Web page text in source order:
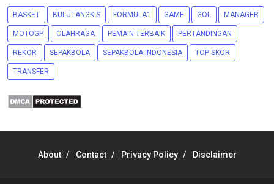
BASKET BULUTANGKIS FORMULA1 GAME GOL MANAGER
MOTOGP OLAHRAGA PEMAIN TERBAIK PERTANDINGAN
REKOR SEPAKBOLA SEPAKBOLA INDONESIA TOP SKOR
TRANSFER
About Contact Privacy Policy Disclaimer